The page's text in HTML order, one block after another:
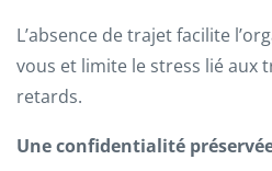
L’absence de trajet facilite
vous et limite le stress lié aux
retards.
Une confidentialité